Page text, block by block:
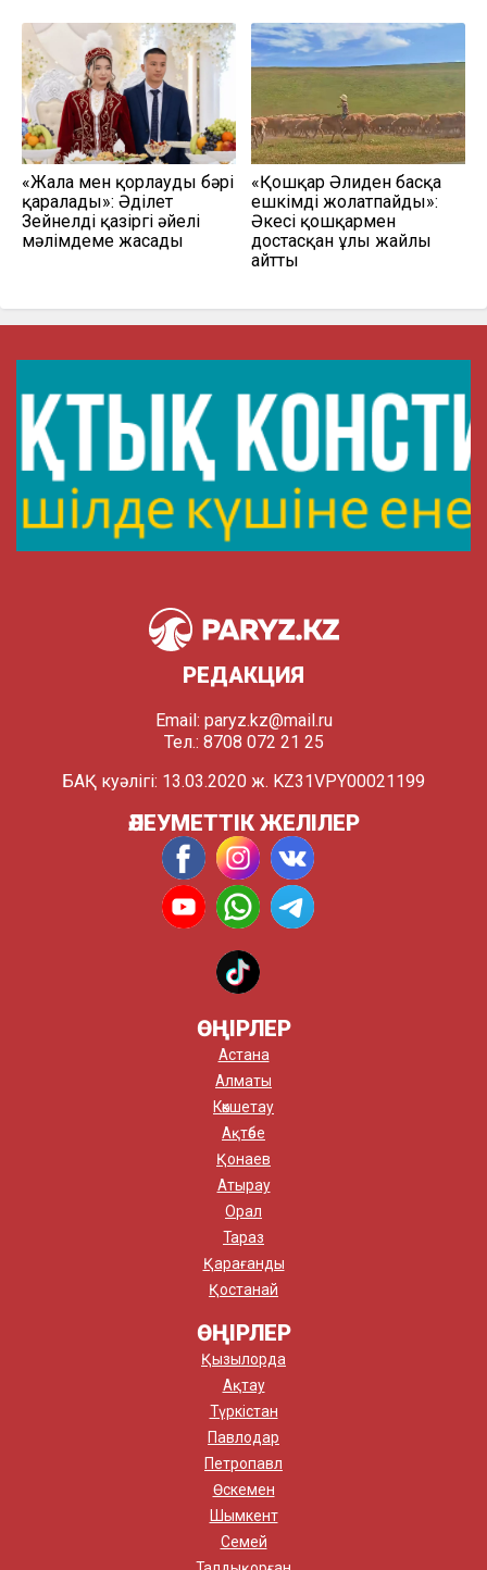
«Жала мен қорлаудың бәрі
қаралады»: Әділет
Зейнелдің қазіргі әйелі
мәлімдеме жасады
«Қошқар Әлиден басқа
ешкімді жолатпайды»:
Әкесі қошқармен
достасқан ұлы жайлы
айтты
РЕДАКЦИЯ
Email: paryz.kz@mail.ru
Тел.: 8708 072 21 25
БАҚ куәлігі: 13.03.2020 ж. KZ31VPY00021199
ӘЛЕУМЕТТІК ЖЕЛІЛЕР
ӨҢІРЛЕР
Астана
Алматы
Көкшетау
Ақтөбе
Қонаев
Атырау
Орал
Тараз
Қарағанды
Қостанай
ӨҢІРЛЕР
Қызылорда
Ақтау
Түркістан
Павлодар
Петропавл
Өскемен
Шымкент
Семей